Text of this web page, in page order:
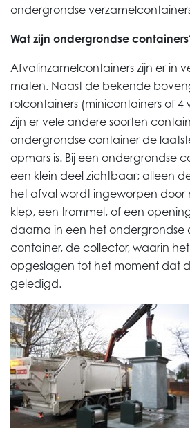
ondergrondse
Wat zijn ondergrondse
Afvalinzamelcontainers zijn er in
maten. Naast de bekende
rolcontainers (minicontainers of 4
zijn er vele andere soorten
ondergrondse container de
opmars is. Bij een ondergrondse
een klein deel zichtbaar; alleen
het afval wordt ingeworpen door
klep, een trommel, of een
daarna in een het ondergrondse
container, de collector, waarin
opgeslagen tot het moment dat
geledigd.